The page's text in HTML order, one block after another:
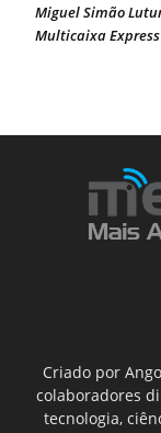
Miguel Simão
Multicaixa
Criado por
colaboradores
tecnologia,